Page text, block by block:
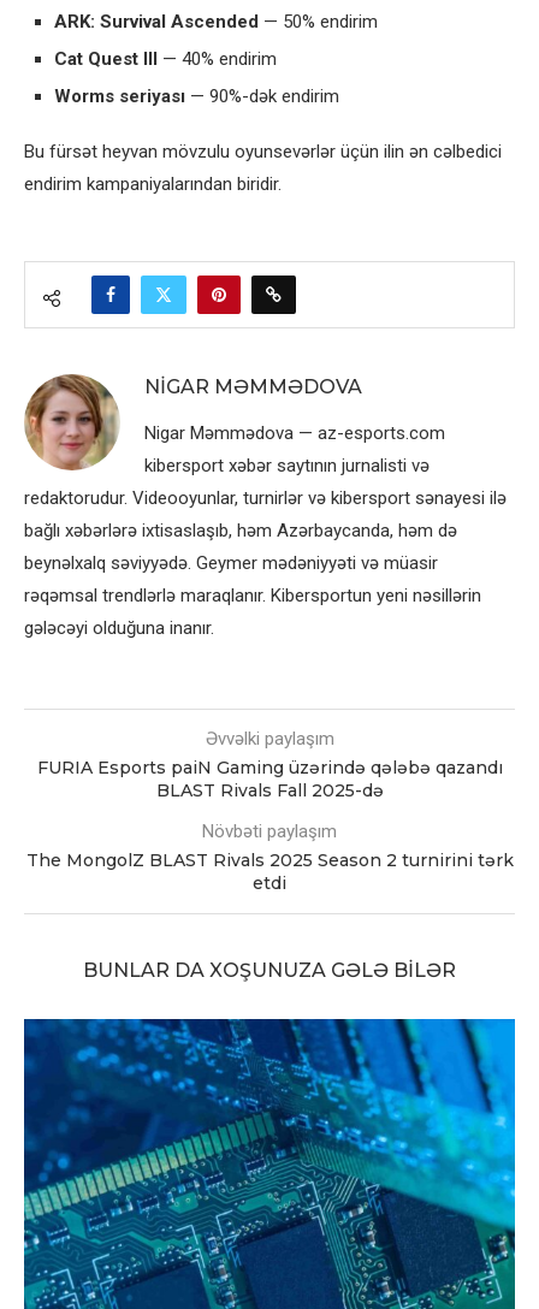
ARK: Survival Ascended — 50% endirim
Cat Quest III
— 40% endirim
Worms seriyası — 90%-dək endirim
Bu fürsət heyvan mövzulu oyunsevərlər üçün ilin ən cəlbedici
endirim kampaniyalarından biridir.
NIGAR MƏMMƏDOVA
Nigar Məmmədova — az-esports.com
kibersport xəbər saytının jurnalisti və
redaktorudur. Videooyunlar, turnirlər və kibersport sənayesi ilə
bağlı xəbərlərə ixtisaslaşıb, həm Azərbaycanda, həm də
beynəlxalq səviyyədə. Geymer mədəniyyəti və müasir
rəqəmsal trendlərlə maraqlanır. Kibersportun yeni nəsillərin
gələcəyi olduğuna inanır.
Əvvəlki paylaşım
FURIA Esports paiN Gaming üzərində qələbə qazandı
BLAST Rivals Fall 2025-də
Növbəti paylaşım
The MongolZ BLAST Rivals 2025 Season 2 turnirini tərk
etdi
BUNLAR DA XOŞUNUZA GƏLƏ BILƏR